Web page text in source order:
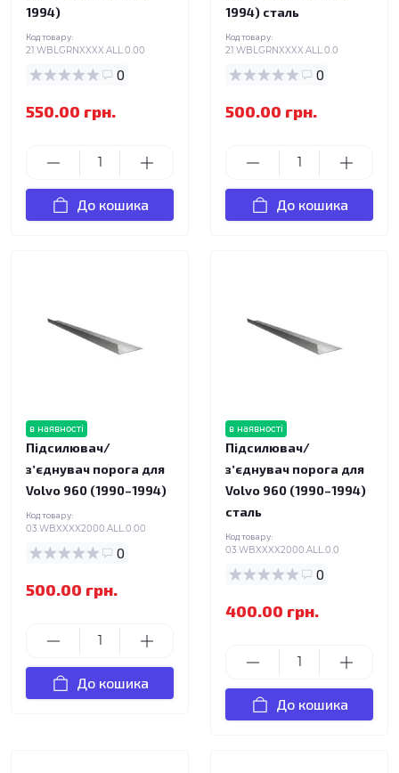
1994)
Код товару:
21.WBLGRNXXXX.ALL.0.00
0
550.00 грн.
До кошика
1994) сталь
Код товару:
21.WBLGRNXXXX.ALL.0.0
0
500.00 грн.
До кошика
в наявності
Підсилювач/
зʼєднувач порога для
Volvo 960 (1990–1994)
Код товару:
03.WBXXXX2000.ALL.0.00
0
500.00 грн.
До кошика
в наявності
Підсилювач/
зʼєднувач порога для
Volvo 960 (1990–1994)
сталь
Код товару:
03.WBXXXX2000.ALL.0.0
0
400.00 грн.
До кошика